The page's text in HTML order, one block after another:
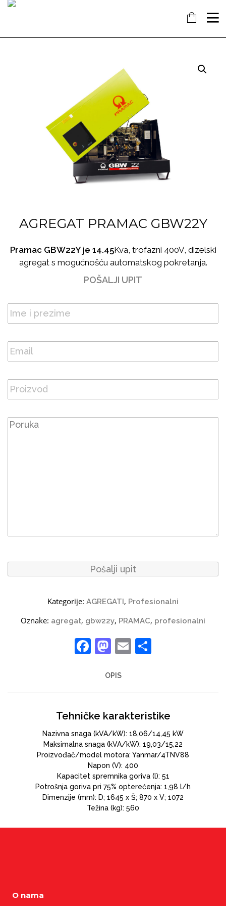
16 7
DOPRINOS
SCHENGENU!
18
U
KAŠTELIMA
PROSINAC
2017
ĐANO
TRADE –
ŠTO O
NAMA
MEDIJI
AGREGAT PRAMAC GBW22Y
Pramac GBW22Y je 14.45Kva, trofazni 400V, dizelski
agregat s mogućnošću automatskog pokretanja.
POŠALJI UPIT
Kategorije: AGREGATI, Profesionalni
Oznake: agregat, gbw22y, PRAMAC, profesionalni
Facebook
Mastodon
Email
OPIS
Tehničke karakteristike
Nazivna snaga (kVA/kW): 18,06/14,45 kW
Maksimalna snaga (kVA/kW): 19,03/15,22
Proizvođač/model motora: Yanmar/4TNV88
Napon (V): 400
Kapacitet spremnika goriva (l): 51
Potrošnja goriva pri 75% opterećenja: 1,98 l/h
Dimenzije (mm): D; 1645 x Š; 870 x V; 1072
Težina (kg): 560
O nama